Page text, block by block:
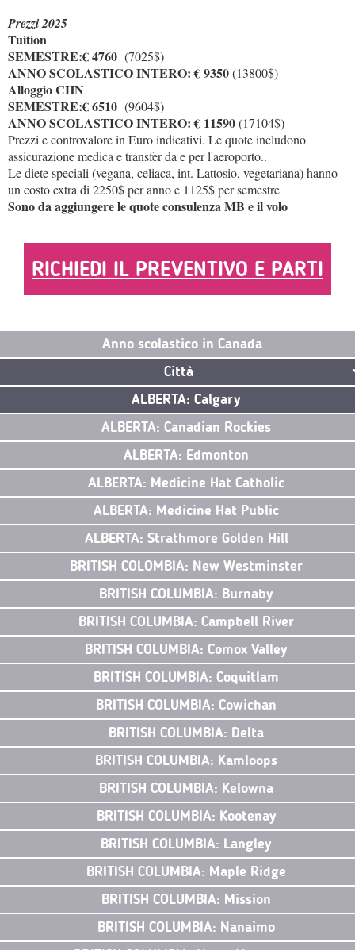
Prezzi 2025
Tuition
SEMESTRE:€ 4760 (7025$)
ANNO SCOLASTICO INTERO: € 9350(13800$)
Alloggio CHN
SEMESTRE:€ 6510 (9604$)
ANNO SCOLASTICO INTERO: € 11590(17104$)
Prezzi e controvalore in Euro indicativi. Le quote includono
assicurazione medica e transfer da e per l'aeroporto..
Le diete speciali (vegana, celiaca, int. Lattosio, vegetariana) hanno
un costo extra di 2250$ per anno e 1125$ per semestre
Sono da aggiungere le quote consulenza MB e il volo
RICHIEDI IL PREVENTIVO E PARTI
Anno scolastico in Canada
Città
ALBERTA: Calgary
ALBERTA: Canadian Rockies
ALBERTA: Edmonton
ALBERTA: Medicine Hat Catholic
ALBERTA: Medicine Hat Public
ALBERTA: Strathmore Golden Hill
BRITISH COLOMBIA: New Westminster
BRITISH COLUMBIA: Burnaby
BRITISH COLUMBIA: Campbell River
BRITISH COLUMBIA: Comox Valley
BRITISH COLUMBIA: Coquitlam
BRITISH COLUMBIA: Cowichan
BRITISH COLUMBIA: Delta
BRITISH COLUMBIA: Kamloops
BRITISH COLUMBIA: Kelowna
BRITISH COLUMBIA: Kootenay
BRITISH COLUMBIA: Langley
BRITISH COLUMBIA: Maple Ridge
BRITISH COLUMBIA: Mission
BRITISH COLUMBIA: Nanaimo